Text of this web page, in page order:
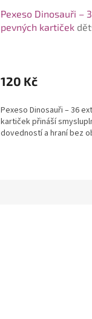
Pexeso Dinosauři –
pevných kartiček
120 Kč
Pexeso Dinosauři – 36
kartiček přináší
dovedností a hraní bez